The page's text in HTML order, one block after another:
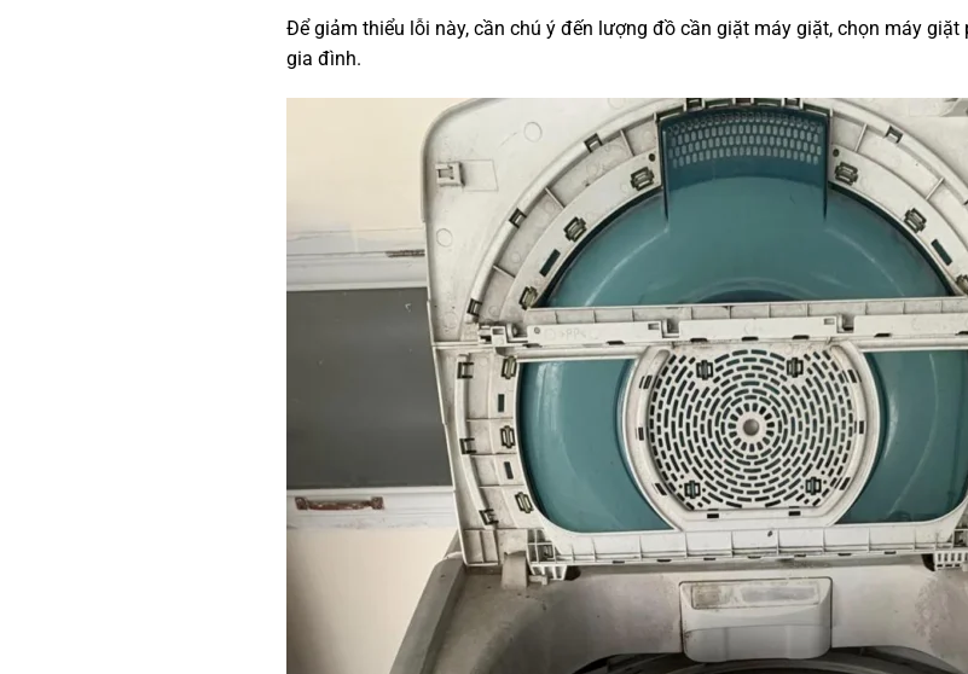
Để giảm thiểu lỗi này, cần chú ý đến lượng đồ cần giặt máy giặt, chọn máy
gia đình.